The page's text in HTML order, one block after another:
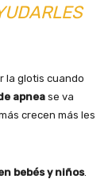
la glotis cuando
apnea se va
crecen más les
bebés y niños.